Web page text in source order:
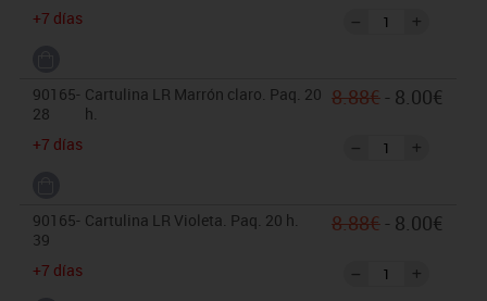
+7 días
90165-
28
Cartulina LR Marrón claro. Paq. 20
h.
+7 días
8.88€- 8.00€
90165-
39
Cartulina LR Violeta. Paq. 20 h.
+7 días
8.88€- 8.00€